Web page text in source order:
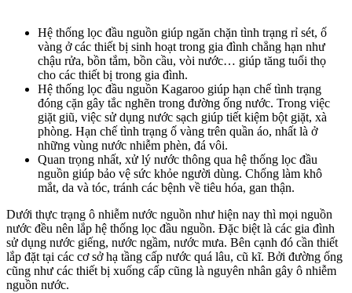
Hệ thống lọc đầu nguồn giúp ngăn chặn tình trạng rỉ sét, ố
vàng ở các thiết bị sinh hoạt trong gia đình chẳng hạn như
chậu rửa, bồn tắm, bồn cầu, vòi nước… giúp tăng tuổi thọ
cho các thiết bị trong gia đình.
Hệ thống lọc đầu nguồn Kagaroo giúp hạn chế tình trạng
đóng cặn gây tắc nghẽn trong đường ống nước. Trong việc
giặt giũ, việc sử dụng nước sạch giúp tiết kiệm bột giặt, xà
phòng. Hạn chế tình trạng ố vàng trên quần áo, nhất là ở
những vùng nước nhiễm phèn, đá vôi.
Quan trọng nhất, xử lý nước thông qua hệ thống lọc đầu
nguồn giúp bảo vệ sức khỏe người dùng. Chống làm khô
mắt, da và tóc, tránh các bệnh về tiêu hóa, gan thận.
Dưới thực trạng ô nhiễm nước nguồn như hiện nay thì mọi nguồn
nước đều nên lắp hệ thống lọc đầu nguồn. Đặc biệt là các gia đình
sử dụng nước giếng, nước ngầm, nước mưa. Bên cạnh đó cần thiết
lắp đặt tại các cơ sở hạ tầng cấp nước quá lâu, cũ kĩ. Bởi đường ống
cũng như các thiết bị xuống cấp cũng là nguyên nhân gây ô nhiễm
nguồn nước.